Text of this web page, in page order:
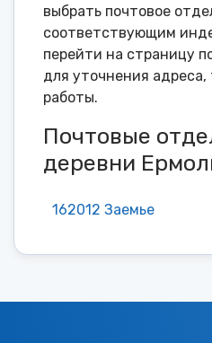
выбрать почтовое
соответствующим
перейти на страницу
для уточнения
работы.
Почтовые
деревни
162012 Заемье